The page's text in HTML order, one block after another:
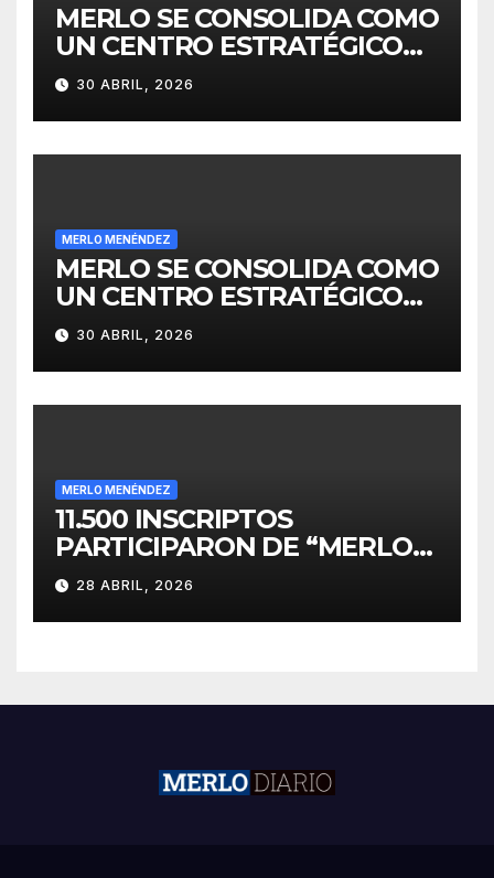
MERLO SE CONSOLIDA COMO
UN CENTRO ESTRATÉGICO
PARA EL DESARROLLO DE
INVERSIONES
30 ABRIL, 2026
MERLO MENÉNDEZ
MERLO SE CONSOLIDA COMO
UN CENTRO ESTRATÉGICO
PARA EL DESARROLLO DE
INVERSIONES
30 ABRIL, 2026
MERLO MENÉNDEZ
11.500 INSCRIPTOS
PARTICIPARON DE “MERLO
CORRE POR MALVINAS”
28 ABRIL, 2026